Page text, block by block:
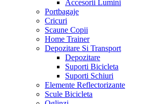
Accesorii Lumini
Portbagaje
Cricuri
Scaune Copii
Home Trainer
Depozitare Si Transport
Depozitare
Suporti Bicicleta
Suporti Schiuri
Elemente Reflectorizante
Scule Bicicleta